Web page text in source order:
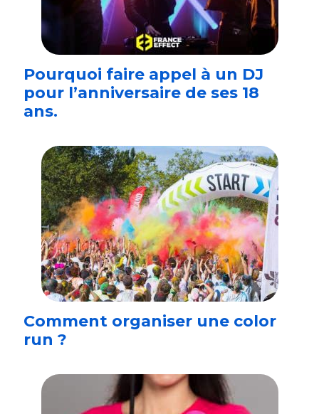
Pourquoi faire appel à un DJ
pour l’anniversaire de ses 18
ans.
Comment organiser une color
run ?